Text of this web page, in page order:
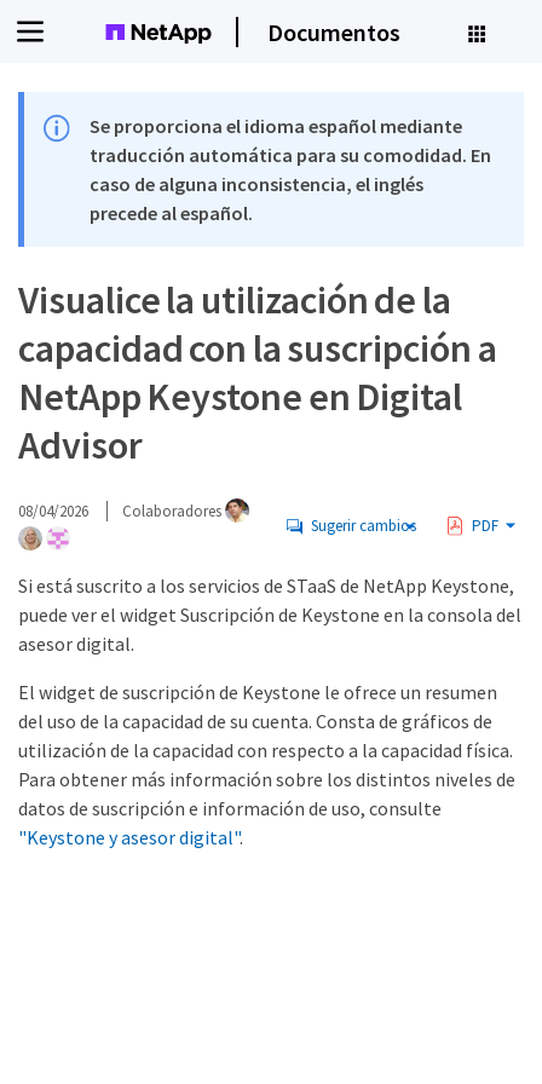
Documentos
Se proporciona el idioma español mediante
traducción automática para su comodidad. En
caso de alguna inconsistencia, el inglés
precede al español.
Visualice la utilización de la
capacidad con la suscripción a
NetApp Keystone en Digital
Advisor
08/04/2026 Colaboradores
Sugerir cambios PDF
Si está suscrito a los servicios de STaaS de NetApp Keystone,
puede ver el widget Suscripción de Keystone en la consola del
asesor digital.
El widget de suscripción de Keystone le ofrece un resumen
del uso de la capacidad de su cuenta. Consta de gráficos de
utilización de la capacidad con respecto a la capacidad física.
Para obtener más información sobre los distintos niveles de
datos de suscripción e información de uso, consulte
"Keystone y asesor digital".